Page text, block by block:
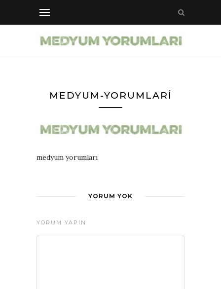
MEDYUM-YORUMLARI
medyum yorumları
YORUM YOK
YORUM YAPIN